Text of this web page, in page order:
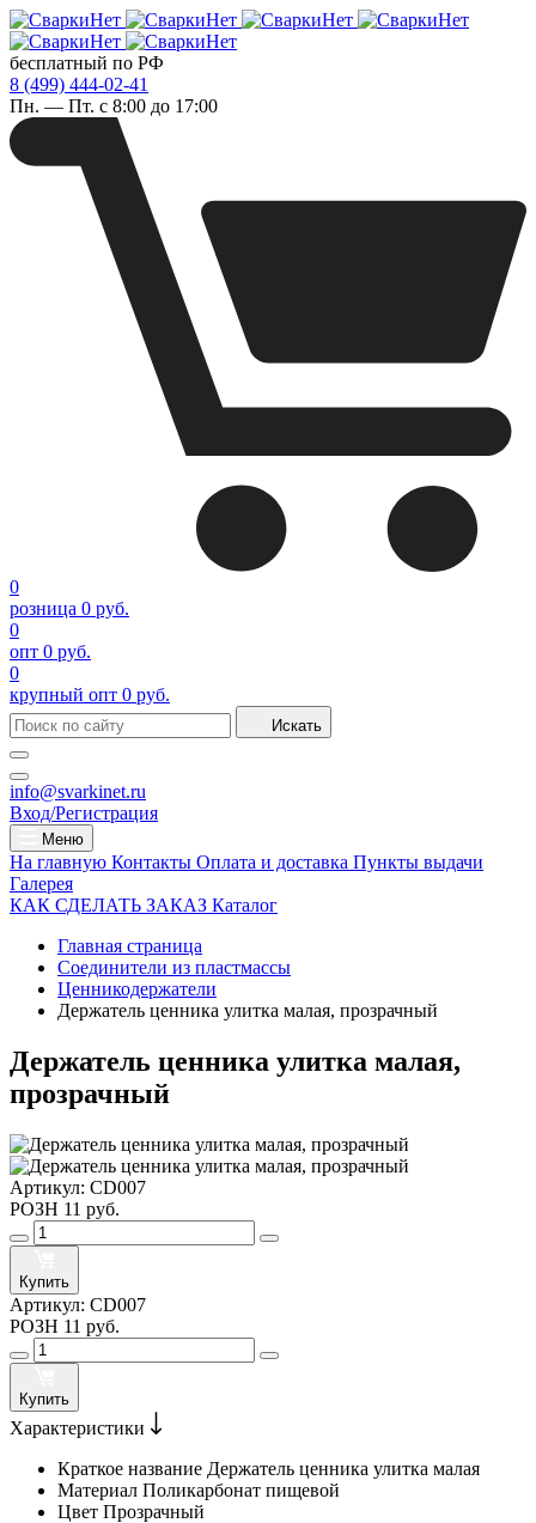
бесплатный по РФ
8 (499) 444-02-41
Пн. — Пт. с 8:00 до 17:00
0
розница 0 руб.
0
опт 0 руб.
0
крупный опт 0 руб.
Искать
info@svarkinet.ru
Вход/Регистрация
Меню
На главную Контакты Оплата и доставка Пункты выдачи
Галерея
КАК СДЕЛАТЬ ЗАКАЗ Каталог
Главная страница
Соединители из пластмассы
Ценникодержатели
Держатель ценника улитка малая, прозрачный
Держатель ценника улитка малая,
прозрачный
Артикул: CD007
РОЗН 11 руб.
Купить
Артикул: CD007
РОЗН 11 руб.
Купить
Характеристики
Краткое название Держатель ценника улитка малая
Материал Поликарбонат пищевой
Цвет Прозрачный